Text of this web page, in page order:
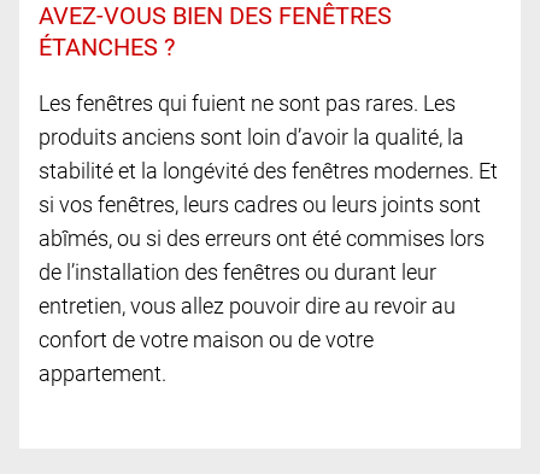
AVEZ-VOUS BIEN DES FENÊTRES
ÉTANCHES ?
Les fenêtres qui fuient ne sont pas rares. Les
produits anciens sont loin d’avoir la qualité, la
stabilité et la longévité des fenêtres modernes. Et
si vos fenêtres, leurs cadres ou leurs joints sont
abîmés, ou si des erreurs ont été commises lors
de l’installation des fenêtres ou durant leur
entretien, vous allez pouvoir dire au revoir au
confort de votre maison ou de votre
appartement.